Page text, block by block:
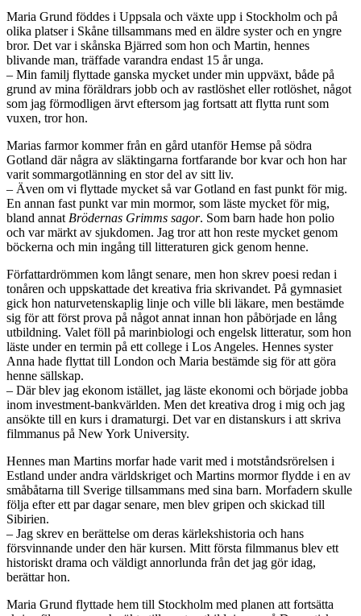
Maria Grund föddes i Uppsala och växte upp i Stockholm och på
olika platser i Skåne tillsammans med en äldre syster och en yngre
bror. Det var i skånska Bjärred som hon och Martin, hennes
blivande man, träffade varandra endast 15 år unga.
– Min familj flyttade ganska mycket under min uppväxt, både på
grund av mina föräldrars jobb och av rastlöshet eller rotlöshet, något
som jag förmodligen ärvt eftersom jag fortsatt att flytta runt som
vuxen, tror hon.
Marias farmor kommer från en gård utanför Hemse på södra
Gotland där några av släktingarna fortfarande bor kvar och hon har
varit sommargotlänning en stor del av sitt liv.
– Även om vi flyttade mycket så var Gotland en fast punkt för mig.
En annan fast punkt var min mormor, som läste mycket för mig,
bland annat Brödernas Grimms sagor. Som barn hade hon polio
och var märkt av sjukdomen. Jag tror att hon reste mycket genom
böckerna och min ingång till litteraturen gick genom henne.
Författardrömmen kom långt senare, men hon skrev poesi redan i
tonåren och uppskattade det kreativa fria skrivandet. På gymnasiet
gick hon naturvetenskaplig linje och ville bli läkare, men bestämde
sig för att först prova på något annat innan hon påbörjade en lång
utbildning. Valet föll på marinbiologi och engelsk litteratur, som hon
läste under en termin på ett college i Los Angeles. Hennes syster
Anna hade flyttat till London och Maria bestämde sig för att göra
henne sällskap.
– Där blev jag ekonom istället, jag läste ekonomi och började jobba
inom investment-bankvärlden. Men det kreativa drog i mig och jag
ansökte till en kurs i dramaturgi. Det var en distanskurs i att skriva
filmmanus på New York University.
Hennes man Martins morfar hade varit med i motståndsrörelsen i
Estland under andra världskriget och Martins mormor flydde i en av
småbåtarna till Sverige tillsammans med sina barn. Morfadern skulle
följa efter ett par dagar senare, men blev gripen och skickad till
Sibirien.
– Jag skrev en berättelse om deras kärlekshistoria och hans
försvinnande under den här kursen. Mitt första filmmanus blev ett
historiskt drama och väldigt annorlunda från det jag gör idag,
berättar hon.
Maria Grund flyttade hem till Stockholm med planen att fortsätta